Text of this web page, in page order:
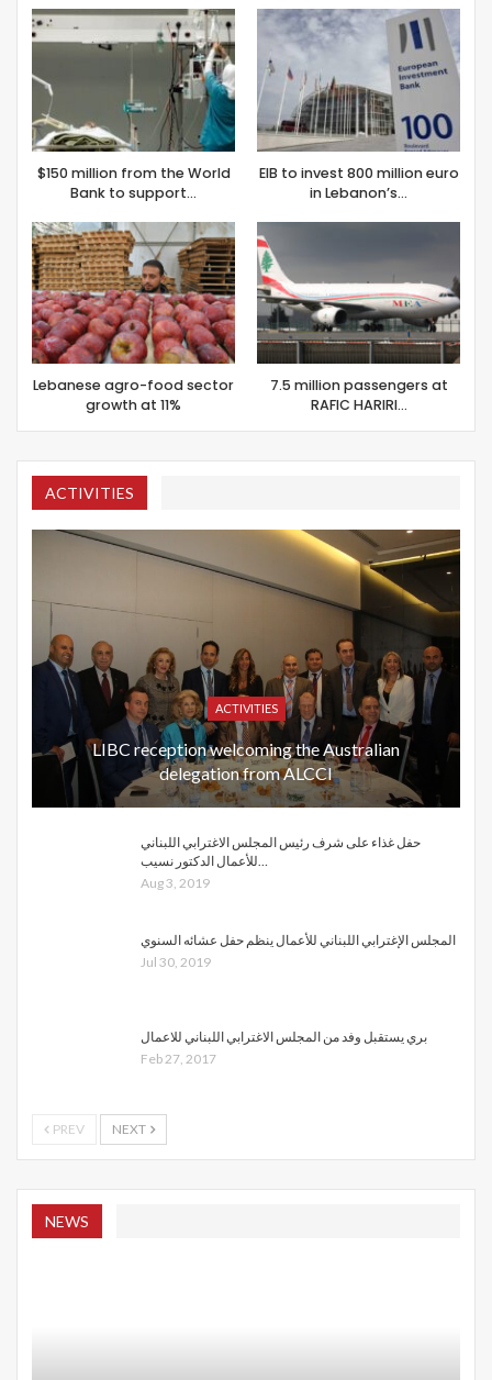
$150 million from the World
Bank to support…
Lebanese agro-food sector
growth at 11%
EIB to invest 800 million euro
in Lebanon’s…
7.5 million passengers at
RAFIC HARIRI…
ACTIVITIES
ACTIVITIES
LIBC reception welcoming the Australian
delegation from ALCCI
حفل غذاء على شرف رئيس المجلس الاغترابي اللبناني
للأعمال الدكتور نسيب…
Aug 3, 2019
المجلس الإغترابي اللبناني للأعمال ينظم حفل عشائه السنوي
Jul 30, 2019
بري يستقبل وفد من المجلس الاغترابي اللبناني للاعمال
Feb 27, 2017
PREV NEXT
NEWS